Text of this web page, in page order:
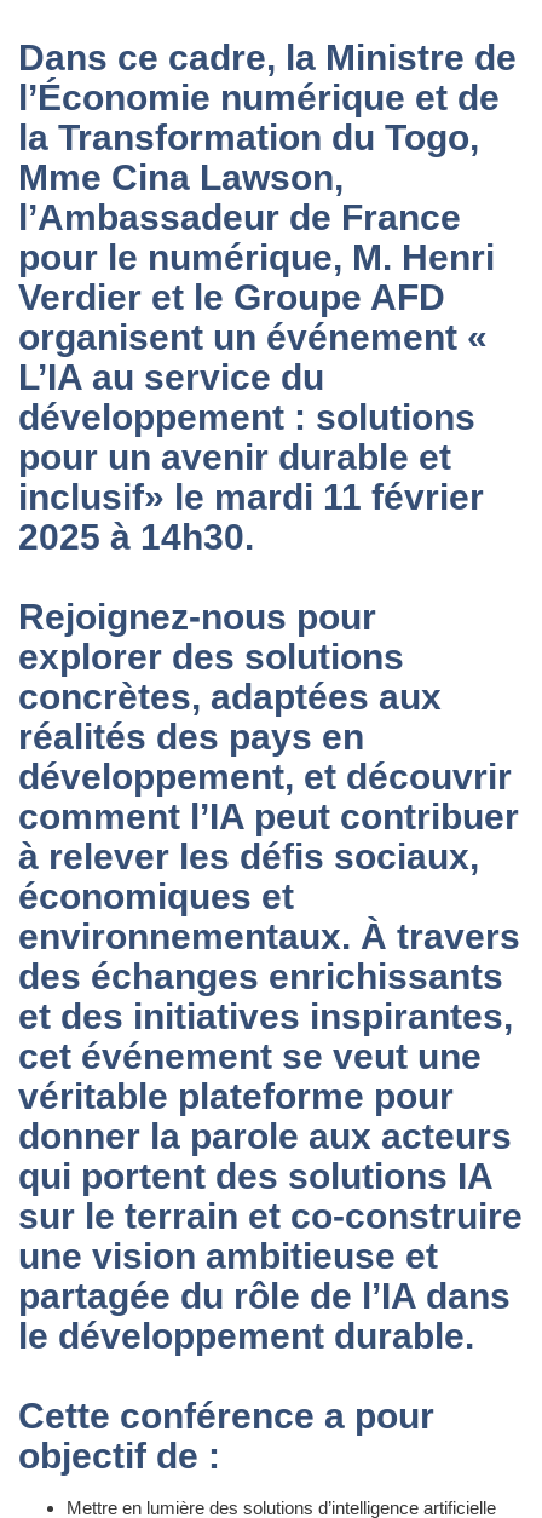
Dans ce cadre, la Ministre de
l’Économie numérique et de
la Transformation du Togo,
Mme Cina Lawson,
l’Ambassadeur de France
pour le numérique, M. Henri
Verdier et le Groupe AFD
organisent un événement «
L’IA au service du
développement : solutions
pour un avenir durable et
inclusif» le mardi 11 février
2025 à 14h30.
Rejoignez-nous pour
explorer des solutions
concrètes, adaptées aux
réalités des pays en
développement, et découvrir
comment l’IA peut contribuer
à relever les défis sociaux,
économiques et
environnementaux. À travers
des échanges enrichissants
et des initiatives inspirantes,
cet événement se veut une
véritable plateforme pour
donner la parole aux acteurs
qui portent des solutions IA
sur le terrain et co-construire
une vision ambitieuse et
partagée du rôle de l’IA dans
le développement durable.
Cette conférence a pour
objectif de :
Mettre en lumière des solutions d’intelligence artificielle